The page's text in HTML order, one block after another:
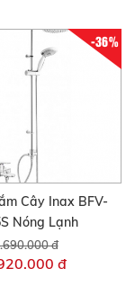
-36%
Cây Inax BFV-
Nóng Lạnh
đ
đ